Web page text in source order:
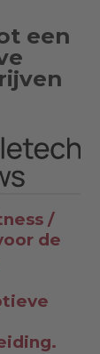
een
/
de